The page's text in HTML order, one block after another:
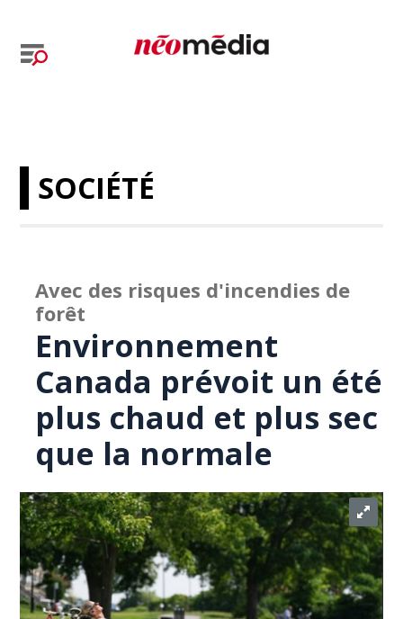
SOCIÉTÉ
Avec des risques d'incendies de
forêt
Environnement
Canada prévoit un été
plus chaud et plus sec
que la normale